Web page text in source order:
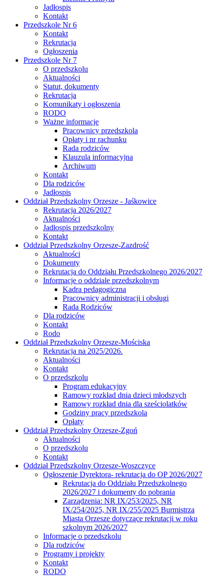
Jadłospis
Kontakt
Przedszkole Nr 6
Kontakt
Rekrutacja
Ogłoszenia
Przedszkole Nr 7
O przedszkolu
Aktualności
Statut, dokumenty
Rekrutacja
Komunikaty i ogłoszenia
RODO
Ważne informacje
Pracownicy przedszkola
Opłaty i nr rachunku
Rada rodziców
Klauzula informacyjna
Archiwum
Kontakt
Dla rodziców
Jadłospis
Oddział Przedszkolny Orzesze - Jaśkowice
Rekrutacja 2026/2027
Aktualności
Jadłospis przedszkolny
Kontakt
Oddział Przedszkolny Orzesze-Zazdrość
Aktualności
Dokumenty
Rekrutacja do Oddziału Przedszkolnego 2026/2027
Informacje o oddziale przedszkolnym
Kadra pedagogiczna
Pracownicy administracji i obsługi
Rada Rodziców
Dla rodziców
Kontakt
Rodo
Oddział Przedszkolny Orzesze-Mościska
Rekrutacja na 2025/2026.
Aktualności
Kontakt
O przedszkolu
Program edukacyjny
Ramowy rozkład dnia dzieci młodszych
Ramowy rozkład dnia dla sześciolatków
Godziny pracy przedszkola
Opłaty
Oddział Przedszkolny Orzesze-Zgoń
Aktualności
O przedszkolu
Kontakt
Oddział Przedszkolny Orzesze-Woszczyce
Ogłoszenie Dyrektora- rekrutacja do OP 2026/2027
Rekrutacja do Oddziału Przedszkolnego
2026/2027 i dokumenty do pobrania
Zarządzenia: NR IX/253/2025, NR
IX/254/2025, NR IX/255/2025 Burmistrza
Miasta Orzesze dotyczące rekrutacji w roku
szkolnym 2026/2027
Informacje o przedszkolu
Dla rodziców
Programy i projekty
Kontakt
RODO